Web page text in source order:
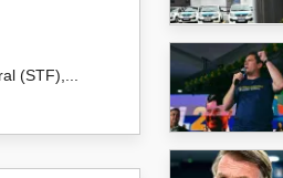
(STF),...